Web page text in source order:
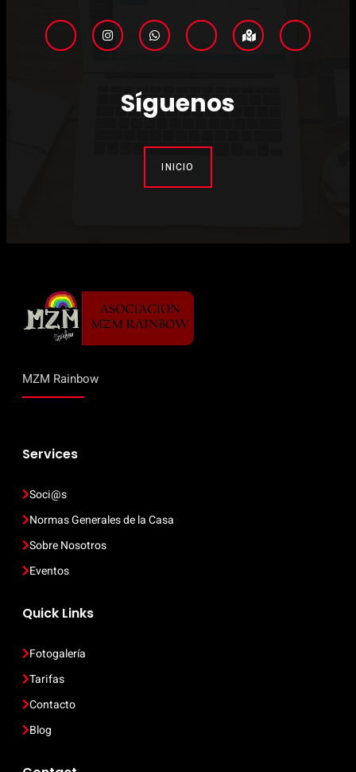
Síguenos
INICIO
MZM Rainbow
Services
Soci@s
Normas Generales de la Casa
Sobre Nosotros
Eventos
Quick Links
Fotogalería
Tarifas
Contacto
Blog